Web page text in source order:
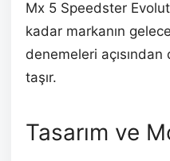
Mx 5 Speedster
kadar markanın
denemeleri
taşır.
Tasarım ve